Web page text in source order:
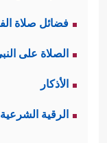
فضائل صلاة
الصلاة على
الأذكار
الرقية الشرعية